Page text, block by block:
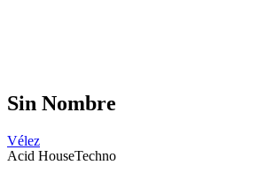
Sin Nombre
Vélez
Acid HouseTechno